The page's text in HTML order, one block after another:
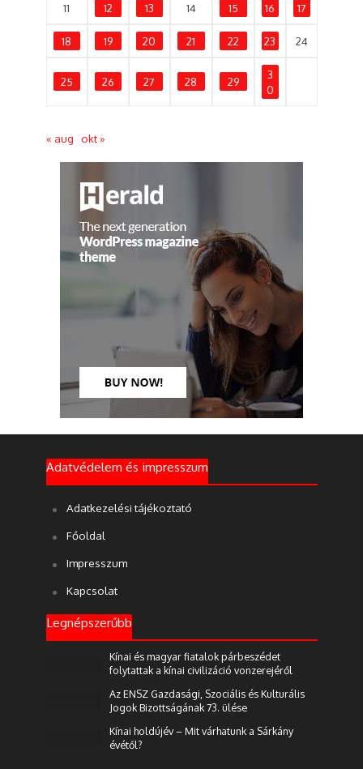
11 12 13 14 15 16 17
18 19 20 21 22 23 24
25 26 27 28 29
3
0
« aug okt »
Adatvédelem és impresszum
Adatkezelési tájékoztató
Főoldal
Impresszum
Kapcsolat
Legnépszerűbb
Kínai és magyar fiatalok párbeszédet
folytattak a kínai civilizáció vonzerejéről
Az ENSZ Gazdasági, Szociális és Kulturális
Jogok Bizottságának 73. ülése
Kínai holdújév – Mit várhatunk a Sárkány
évétől?